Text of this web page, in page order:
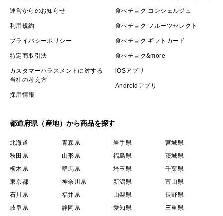
運営からのお知らせ
利用規約
プライバシーポリシー
特定商取引法
カスタマーハラスメントに対する
当社の考え方
採用情報
食べチョク コンシェルジュ
食べチョク フルーツセレクト
食べチョク ギフトカード
食べチョク&more
iOSアプリ
Androidアプリ
都道府県（産地）から商品を探す
北海道 青森県 岩手県
宮城県
秋田県
山形県 福島県
茨城県
栃木県
群馬県 埼玉県
千葉県
東京都
神奈川県 新潟県
富山県
石川県
福井県 山梨県
長野県
岐阜県
静岡県 愛知県
三重県